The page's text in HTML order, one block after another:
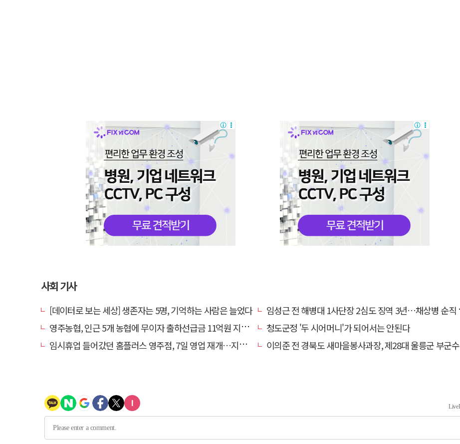
사회 기사
[데이터로 보는 세상] 생존자는 5명, 기억하는 사람은 늘었다
임성근 전 해병대 1사단장 2심도 징역 3년…채상병 순직 책임 유죄
영주농협, 인근 5개 농협에 무이자 출하선급금 11억원 지원…상생 유통망 강화
청도군정 '두 시어머니'가 되어서는 안된다
임시휴업 들어갔던 홈플러스 영주점, 7일 영업 재개…지하 1층만 운영
이의준 전 경북도 새마을봉사과장, 제28대 울릉군 부군수 취임